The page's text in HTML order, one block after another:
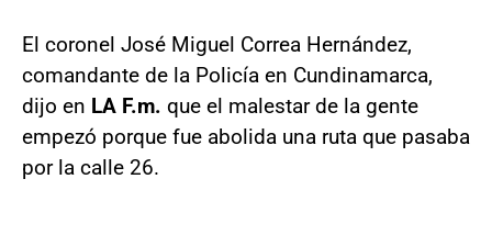
El coronel José Miguel Correa Hernández,
comandante de la Policía en Cundinamarca,
dijo en LA F.m. que el malestar de la gente
empezó porque fue abolida una ruta que pasaba
por la calle 26.